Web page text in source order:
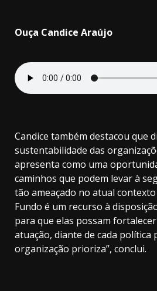
Ouça Candice Araújo
Candice também destacou que
sustentabilidade das
apresenta como uma
caminhos que podem levar à
tão ameaçado no atual
Fundo é um recurso à
para que elas possam
atuação, diante de cada política
organização prioriza”, conclui.